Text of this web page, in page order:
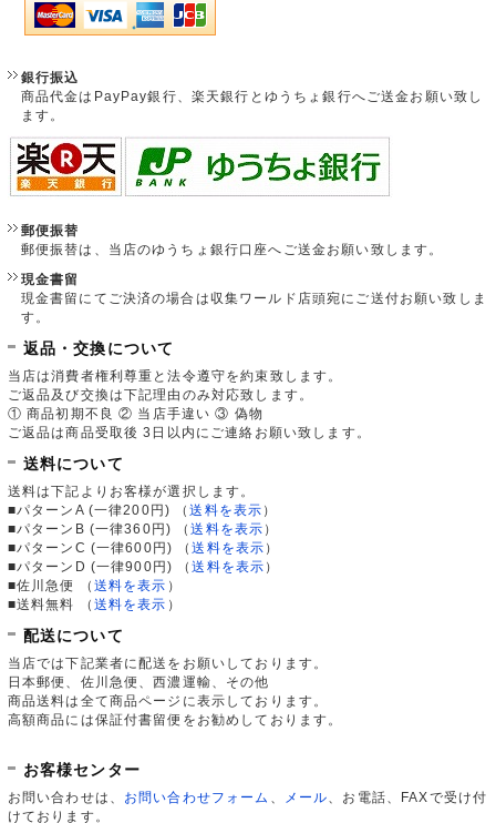
銀行振込
商品代金はPayPay銀行、楽天銀行とゆうちょ銀行へご送金お願い致し
ます。
郵便振替
郵便振替は、当店のゆうちょ銀行口座へご送金お願い致します。
現金書留
現金書留にてご決済の場合は収集ワールド店頭宛にご送付お願い致しま
す。
返品・交換について
当店は消費者権利尊重と法令遵守を約束致します。
ご返品及び交換は下記理由のみ対応致します。
① 商品初期不良 ② 当店手違い ③ 偽物
ご返品は商品受取後 3日以内にご連絡お願い致します。
送料について
送料は下記よりお客様が選択します。
■パターンA (一律200円)
（送料を表示 ）
■パターンB (一律360円)
（送料を表示 ）
■パターンC (一律600円)
（送料を表示 ）
■パターンD (一律900円)
（送料を表示 ）
■佐川急便
（ 送料を表示 ）
■送料無料
（ 送料を表示 ）
配送について
当店では下記業者に配送をお願いしております。
日本郵便、佐川急便、西濃運輸、その他
商品送料は全て商品ページに表示しております。
高額商品には保証付書留便をお勧めしております。
お客様センター
お問い合わせは、 お問い合わせフォーム メール 、お電話、FAXで受け付
けております。